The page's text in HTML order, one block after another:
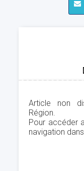
Article non
Région.
Pour accéder
navigation